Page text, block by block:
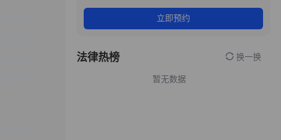
立即预约
法律热榜 换一换
暂无数据